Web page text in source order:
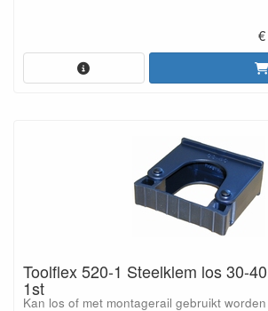
Toolflex 520-1 Steelklem los 30-
1st
Kan los of met montagerail gebruikt worden